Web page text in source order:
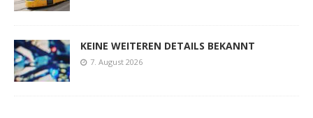
KEINE WEITEREN DETAILS BEKANNT
7. August 2026